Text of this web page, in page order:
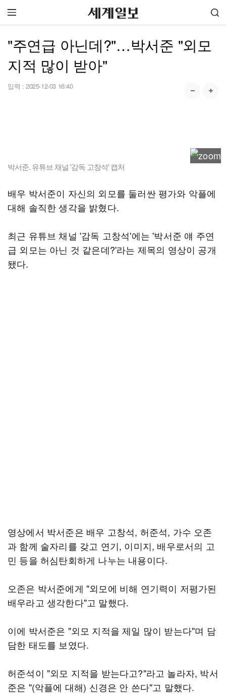
"주연급 아닌데?"…박서준 "외모
지적 많이 받아"
입력 : 2025-12-03 16:40
박서준. 유튜브 채널 '감독 고창석' 캡처
배우 박서준이 자신의 외모를 둘러싼 평가와 악플에
대해 솔직한 생각을 밝혔다.
최근 유튜브 채널 '감독 고창석'에는 '박서준 얘 주연
급 외모는 아닌 것 같은데?'라는 제목의 영상이 공개
됐다.
영상에서 박서준은 배우 고창석, 허준석, 가수 오존
과 함께 술자리를 갖고 연기, 이미지, 배우로서의 고
민 등을 허심탄회하게 나누는 내용이다.
오존은 박서준에게 "외모에 비해 연기력이 저평가된
배우라고 생각한다"고 말했다.
이에 박서준은 "외모 지적을 제일 많이 받는다"며 담
담한 태도를 보였다.
허준석이 "외모 지적을 받는다고?"라고 놀라자, 박서
준은 "(악플에 대해) 신경은 안 쓴다"고 말했다.